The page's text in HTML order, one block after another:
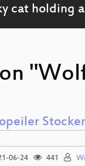
06-24 441